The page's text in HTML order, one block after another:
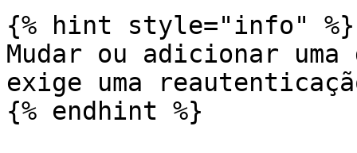
{% hint style="info" %}
Mudar ou adicionar
exige uma
{% endhint %}